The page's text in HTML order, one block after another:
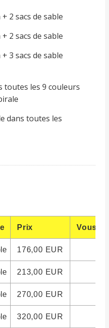
2 sacs de sable
2 sacs de sable
3 sacs de sable
toutes les 9 couleurs
dans toutes les
Prix Vous
176,00 EUR
213,00 EUR
270,00 EUR
320,00 EUR